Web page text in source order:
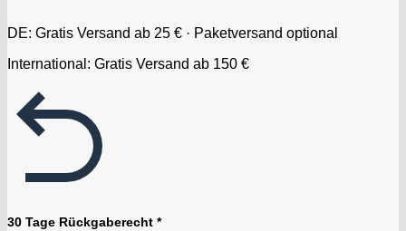
DE: Gratis Versand ab 25 € · Paketversand optional
International: Gratis Versand ab 150 €
30 Tage Rückgaberecht *